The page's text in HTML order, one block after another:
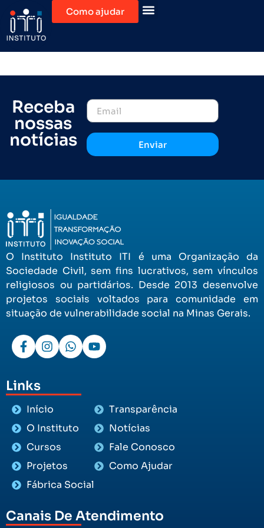
Como ajudar
Receba
nossas
notícias
Enviar
O Instituto Instituto ITI é uma Organização da
Sociedade Civil, sem fins lucrativos, sem vínculos
religiosos ou partidários. Desde 2013 desenvolve
projetos sociais voltados para comunidade em
situação de vulnerabilidade social na Minas Gerais.
Links
Início
O Instituto
Cursos
Projetos
Fábrica Social
Transparência
Notícias
Fale Conosco
Como Ajudar
Canais De Atendimento